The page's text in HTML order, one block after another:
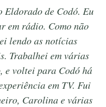
Eldorado de Codó. Eu
em rádio. Como não
lendo as notícias
Trabalhei em várias
e voltei para Codó há
em TV. Fui
Carolina e várias